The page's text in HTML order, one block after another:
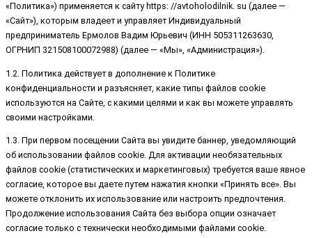
«Политика») применяется к сайту https: //avtoholodilnik. su (далее —
«Сайт»), которым владеет и управляет Индивидуальный
предприниматель Ермолов Вадим Юрьевич (ИНН 505311263630,
ОГРНИП 321508100072988) (далее — «Мы», «Администрация»).
1.2. Политика действует в дополнение к Политике
конфиденциальности и разъясняет, какие типы файлов cookie
используются на Сайте, с какими целями и как вы можете управлять
своими настройками.
1.3. При первом посещении Сайта вы увидите баннер, уведомляющий
об использовании файлов cookie. Для активации необязательных
файлов cookie (статистических и маркетинговых) требуется ваше явное
согласие, которое вы даете путем нажатия кнопки «Принять все». Вы
можете отклонить их использование или настроить предпочтения.
Продолжение использования Сайта без выбора опции означает
согласие только с технически необходимыми файлами cookie.